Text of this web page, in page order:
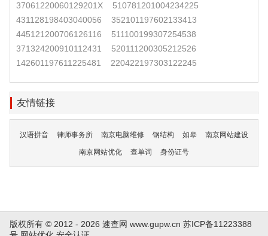
37061220060129201X
510781201004234225
431128198403040056
352101197602133413
445121200706126116
511100199307254538
371324200910112431
520111200305212526
142601197611225481
220422197303122245
友情链接
汉语拼音 律师事务所 南京电脑维修 钢结构 如皋 南京网站建设
南京网站优化 查单词 身份证号
版权所有 © 2012 - 2026 速查网 www.gupw.cn 苏ICP备11223388